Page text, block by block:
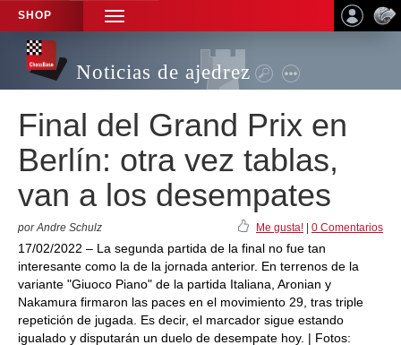
SHOP
TOGGLE
NAVIGATION
Noticias de ajedrez
Final del Grand Prix en
Berlín: otra vez tablas,
van a los desempates
por Andre Schulz Me gusta! 0 Comentarios
17/02/2022 – La segunda partida de la final no fue tan
interesante como la de la jornada anterior. En terrenos de la
variante "Giuoco Piano" de la partida Italiana, Aronian y
Nakamura firmaron las paces en el movimiento 29, tras triple
repetición de jugada. Es decir, el marcador sigue estando
igualado y disputarán un duelo de desempate hoy. | Fotos: